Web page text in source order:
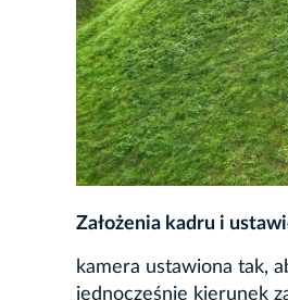
Założenia kadru i
kamera ustawiona tak,
jednocześnie kierunek